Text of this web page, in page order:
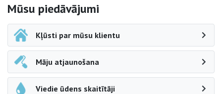
Sāna navigācija
Mūsu piedāvājumi
Kļūsti par mūsu klientu
Māju atjaunošana
Viedie ūdens skaitītāji